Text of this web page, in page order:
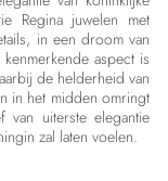
Regina juwelen met
in een droom van
aspect is
de helderheid van
in het midden omringt
van uiterste elegantie
zal laten voelen.